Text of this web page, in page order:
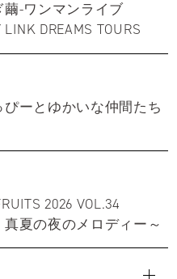
繭-ワンマンライブ
LINK DREAMS TOURS
ぴーとゆかいな仲間たち
2026 VOL.34
夏の夜のメロディー～